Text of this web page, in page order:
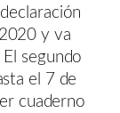
y va
segundo
el 7 de
cuaderno